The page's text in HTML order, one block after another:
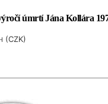
úmrtí Jána Kollára
(CZK)